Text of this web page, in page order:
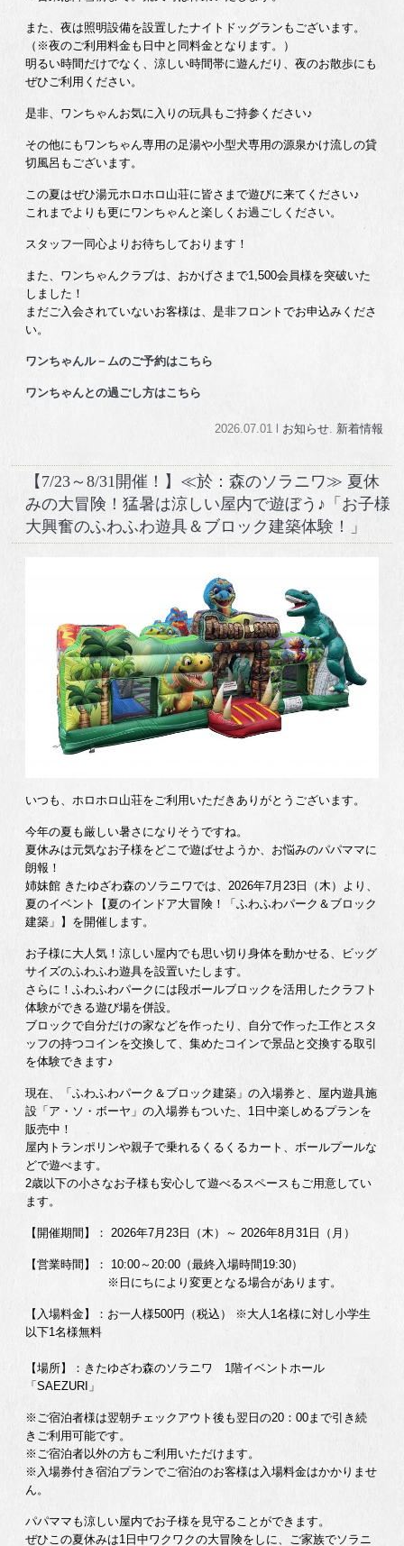
また、夜は照明設備を設置したナイトドッグランもございます。
（※夜のご利用料金も日中と同料金となります。）
明るい時間だけでなく、涼しい時間帯に遊んだり、夜のお散歩にも
ぜひご利用ください。
是非、ワンちゃんお気に入りの玩具もご持参ください♪
その他にもワンちゃん専用の足湯や小型犬専用の源泉かけ流しの貸
切風呂もございます。
この夏はぜひ湯元ホロホロ山荘に皆さまで遊びに来てください♪
これまでよりも更にワンちゃんと楽しくお過ごしください。
スタッフ一同心よりお待ちしております！
また、ワンちゃんクラブは、おかげさまで1,500会員様を突破いた
しました！
まだご入会されていないお客様は、是非フロントでお申込みくださ
い。
ワンちゃんル－ムのご予約はこちら
ワンちゃんとの過ごし方はこちら
2026.07.01 l お知らせ. 新着情報
【7/23～8/31開催！】≪於：森のソラニワ≫ 夏休
みの大冒険！猛暑は涼しい屋内で遊ぼう♪「お子様
大興奮のふわふわ遊具＆ブロック建築体験！」
いつも、ホロホロ山荘をご利用いただきありがとうございます。
今年の夏も厳しい暑さになりそうですね。
夏休みは元気なお子様をどこで遊ばせようか、お悩みのパパママに
朗報！
姉妹館 きたゆざわ森のソラニワでは、2026年7月23日（木）より、
夏のイベント【夏のインドア大冒険！「ふわふわパーク＆ブロック
建築」】を開催します。
お子様に大人気！涼しい屋内でも思い切り身体を動かせる、ビッグ
サイズのふわふわ遊具を設置いたします。
さらに！ふわふわパークには段ボールブロックを活用したクラフト
体験ができる遊び場を併設。
ブロックで自分だけの家などを作ったり、自分で作った工作とスタ
ッフの持つコインを交換して、集めたコインで景品と交換する取引
を体験できます♪
現在、「ふわふわパーク＆ブロック建築」の入場券と、屋内遊具施
設「ア・ソ・ボーヤ」の入場券もついた、1日中楽しめるプランを
販売中！
屋内トランポリンや親子で乗れるくるくるカート、ボールプールな
どで遊べます。
2歳以下の小さなお子様も安心して遊べるスペースもご用意してい
ます。
【開催期間】： 2026年7月23日（木）～ 2026年8月31日（月）
【営業時間】： 10:00～20:00（最終入場時間19:30）
※日にちにより変更となる場合があります。
【入場料金】：お一人様500円（税込） ※大人1名様に対し小学生
以下1名様無料
【場所】：きたゆざわ森のソラニワ 1階イベントホール
「SAEZURI」
※ご宿泊者様は翌朝チェックアウト後も翌日の20：00まで引き続
きご利用可能です。
※ご宿泊者以外の方もご利用いただけます。
※入場券付き宿泊プランでご宿泊のお客様は入場料金はかかりませ
ん。
パパママも涼しい屋内でお子様を見守ることができます。
ぜひこの夏休みは1日中ワクワクの大冒険をしに、ご家族でソラニ